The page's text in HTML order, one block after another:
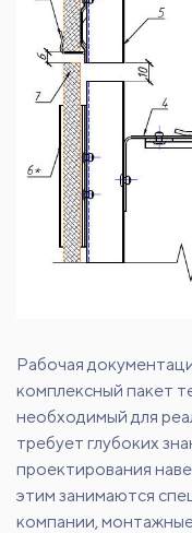
Рабочая
комплексный пакет
необходимый для
требует глубоких
проектирования
этим занимаются
компании,